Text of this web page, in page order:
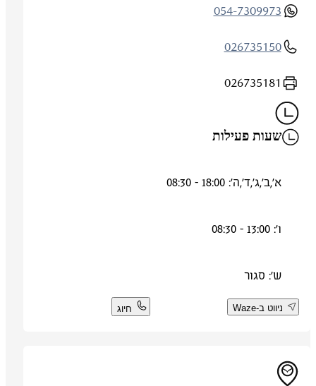
054-7309973
026735150
026735181
שעות פעילות
א',ב',ג',ד',ה': 18:00 - 08:30
ש': סגור
ניווט ב-Waze חיוג